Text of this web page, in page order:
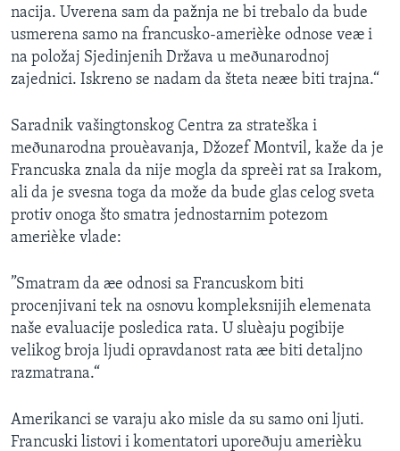
nacija. Uverena sam da pažnja ne bi trebalo da bude
usmerena samo na francusko-amerièke odnose veæ i
na položaj Sjedinjenih Država u meðunarodnoj
zajednici. Iskreno se nadam da šteta neæe biti trajna.“
Saradnik vašingtonskog Centra za strateška i
meðunarodna prouèavanja, Džozef Montvil, kaže da je
Francuska znala da nije mogla da spreèi rat sa Irakom,
ali da je svesna toga da može da bude glas celog sveta
protiv onoga što smatra jednostarnim potezom
amerièke vlade:
”Smatram da æe odnosi sa Francuskom biti
procenjivani tek na osnovu kompleksnijih elemenata
naše evaluacije posledica rata. U sluèaju pogibije
velikog broja ljudi opravdanost rata æe biti detaljno
razmatrana.“
Amerikanci se varaju ako misle da su samo oni ljuti.
Francuski listovi i komentatori uporeðuju amerièku